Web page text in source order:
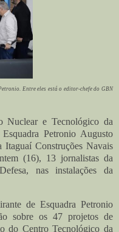
Entre eles está o editor-chefe do GBN
Nuclear e Tecnológico da
Petronio Augusto
Construções Navais
(16), 13 jornalistas da
nas instalações da
de Esquadra Petronio
sobre os 47 projetos de
do Centro Tecnológico da